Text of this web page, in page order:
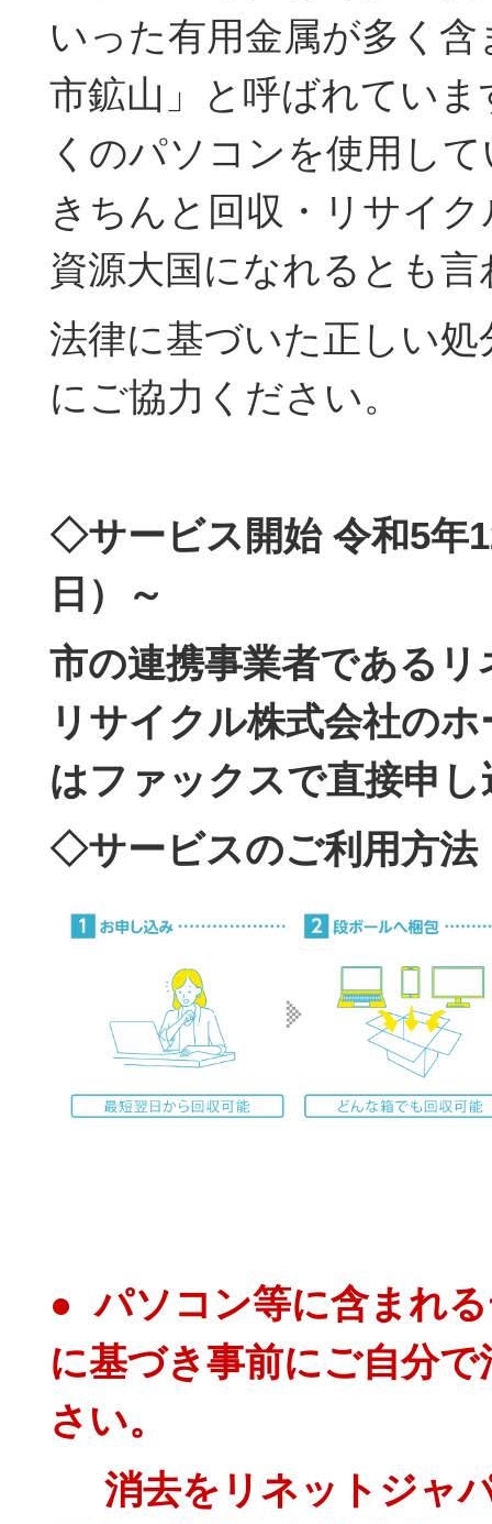
いった有用金属が多く
市鉱山」と呼ばれてい
くのパソコンを使用し
きちんと回収・リサイ
資源大国になれるとも
法律に基づいた正しい
にご協力ください。
◇サービス開始 令和5年
日）～
市の連携事業者である
リサイクル株式会社の
はファックスで直接申
◇サービスのご利用方法
● パソコン等に含まれ
に基づき事前にご自分
さい。
消去をリネットジャ